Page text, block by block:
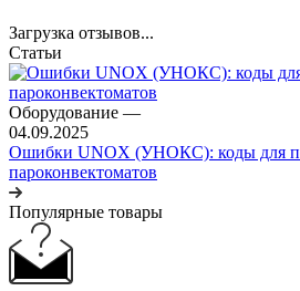
Загрузка отзывов...
Статьи
Оборудование —
04.09.2025
Ошибки UNOX (УНОКС): коды для
пароконвектоматов
Популярные товары